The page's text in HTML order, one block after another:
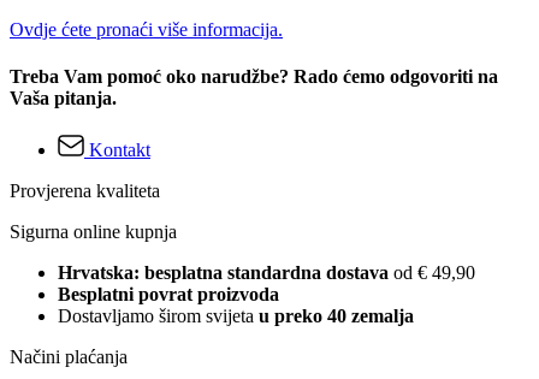
Ovdje ćete pronaći više informacija.
Treba Vam pomoć oko narudžbe? Rado ćemo odgovoriti na
Vaša pitanja.
Kontakt
Provjerena kvaliteta
Sigurna online kupnja
Hrvatska: besplatna standardna dostava od € 49,90
Besplatni povrat proizvoda
Dostavljamo širom svijeta u preko 40 zemalja
Načini plaćanja